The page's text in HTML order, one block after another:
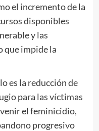
el incremento de la
disponibles
y las
que impide la
es la reducción de
para las víctimas
el feminicidio,
progresivo